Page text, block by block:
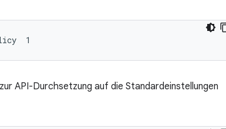
API-Durchsetzung auf die Standardeinstellungen